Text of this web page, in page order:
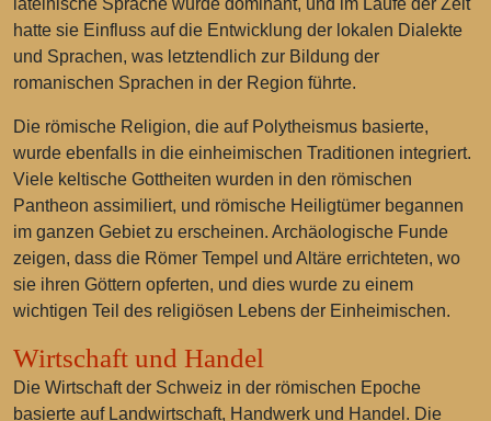
lateinische Sprache wurde dominant, und im Laufe der Zeit
hatte sie Einfluss auf die Entwicklung der lokalen Dialekte
und Sprachen, was letztendlich zur Bildung der
romanischen Sprachen in der Region führte.
Die römische Religion, die auf Polytheismus basierte,
wurde ebenfalls in die einheimischen Traditionen integriert.
Viele keltische Gottheiten wurden in den römischen
Pantheon assimiliert, und römische Heiligtümer begannen
im ganzen Gebiet zu erscheinen. Archäologische Funde
zeigen, dass die Römer Tempel und Altäre errichteten, wo
sie ihren Göttern opferten, und dies wurde zu einem
wichtigen Teil des religiösen Lebens der Einheimischen.
Wirtschaft und Handel
Die Wirtschaft der Schweiz in der römischen Epoche
basierte auf Landwirtschaft, Handwerk und Handel. Die